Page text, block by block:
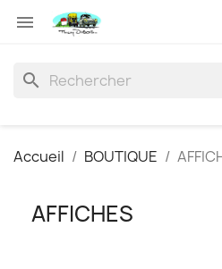

search
Accueil BOUTIQUE
AFFICHES